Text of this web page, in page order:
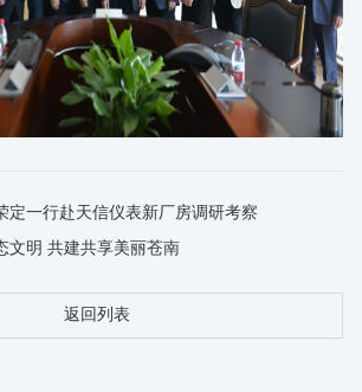
定一行赴天信仪表新厂房调研考察
文明 共建共享美丽苍南
返回列表